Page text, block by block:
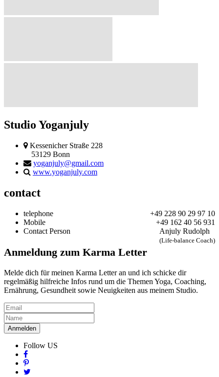
Studio Yoganjuly
Kessenicher Straße 228
53129 Bonn
yoganjuly@gmail.com
www.yoganjuly.com
contact
telephone
+49 228 90 29 97 10
Mobile
+49 162 40 56 931
Contact Person
Anjuly Rudolph
(Life-balance Coach)
Anmeldung zum Karma Letter
Melde dich für meinen Karma Letter an und ich schicke dir
regelmäßig hilfreiche Infos rund um die Themen Yoga, Coaching,
Ernährung, Gesundheit sowie Neuigkeiten aus meinem Studio.
Anmelden
Follow US